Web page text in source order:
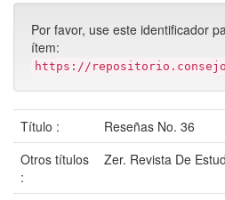
Por favor, use este identificador
ítem:
https://
Título :
Reseñas No. 36
Otros títulos
:
Zer. Revista De